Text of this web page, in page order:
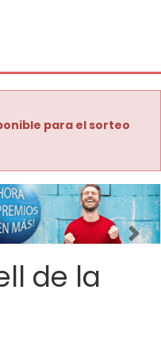
para el sorteo
de la